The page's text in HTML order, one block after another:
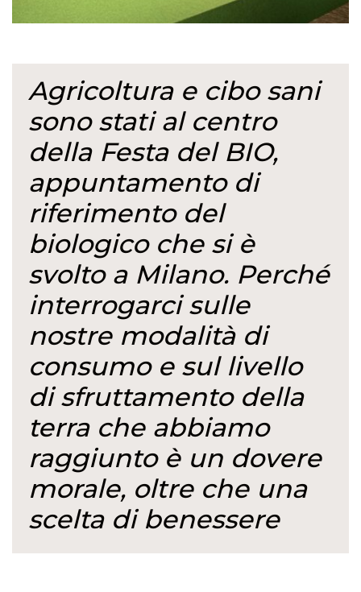
Agricoltura e cibo sani
sono stati al centro
della Festa del BIO,
appuntamento di
riferimento del
biologico che si è
svolto a Milano. Perché
interrogarci sulle
nostre modalità di
consumo e sul livello
di sfruttamento della
terra che abbiamo
raggiunto è un dovere
morale, oltre che una
scelta di benessere